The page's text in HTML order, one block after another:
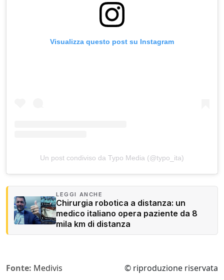
Visualizza questo post su Instagram
Un post condiviso da Typo Media (@typo_ita)
LEGGI ANCHE
Chirurgia robotica a distanza: un
medico italiano opera paziente da 8
mila km di distanza
Fonte: Medivis © riproduzione riservata